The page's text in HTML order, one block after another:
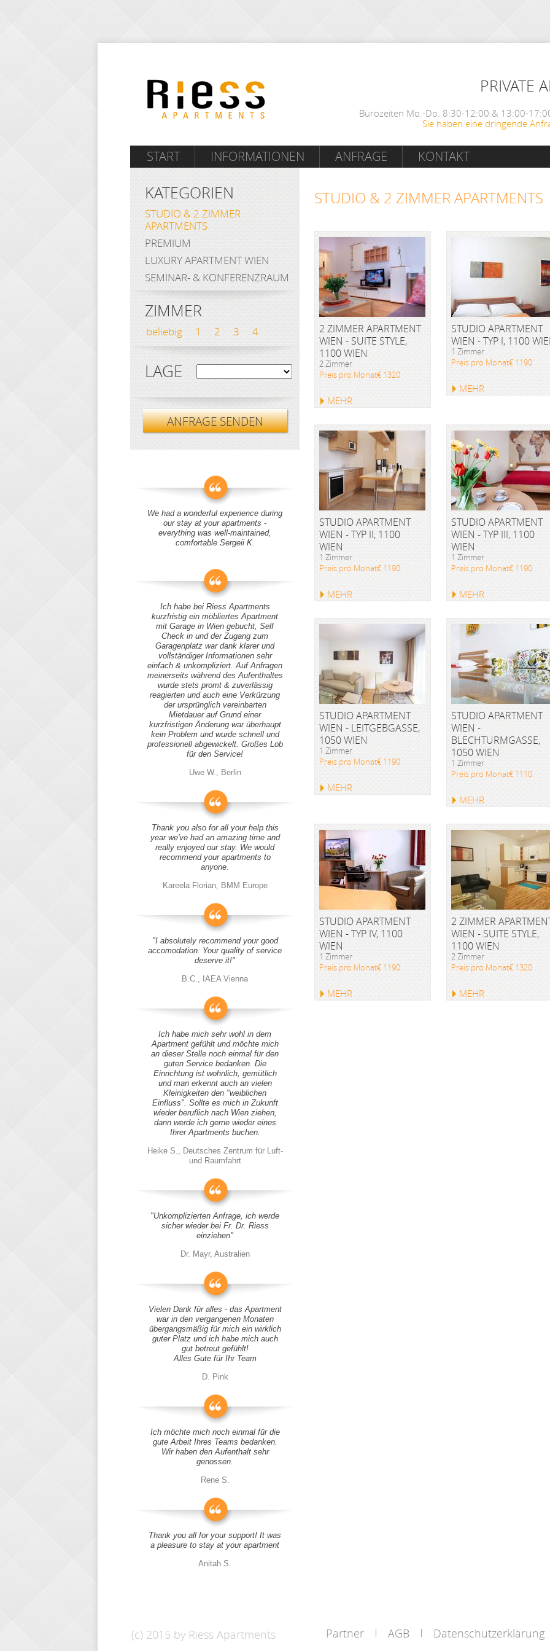
PRIVATE
Bürozeiten Mo.-Do. 8:30-12:00 & 13:00-
Sie haben eine dringende
START INFORMATIONEN ANFRAGE KONTAKT
STUDIO & 2 ZIMMER APARTMENTS
2 ZIMMER APARTMENT
WIEN - SUITE STYLE,
1100 WIEN
2 Zimmer
Preis pro Monat€ 1320
MEHR
STUDIO APARTMENT
WIEN - TYP I, 1100
1 Zimmer
Preis pro Monat€ 1190
MEHR
STUDIO APARTMENT
WIEN - TYP II, 1100
WIEN
1 Zimmer
Preis pro Monat€ 1190
MEHR
STUDIO APARTMENT
WIEN - TYP III, 1100
WIEN
1 Zimmer
Preis pro Monat€ 1190
MEHR
STUDIO APARTMENT
WIEN - LEITGEBGASSE,
1050 WIEN
1 Zimmer
Preis pro Monat€ 1190
MEHR
STUDIO APARTMENT
WIEN -
BLECHTURMGASSE,
1050 WIEN
1 Zimmer
Preis pro Monat€ 1110
MEHR
STUDIO APARTMENT
WIEN - TYP IV, 1100
WIEN
1 Zimmer
Preis pro Monat€ 1190
MEHR
2 ZIMMER
WIEN - SUITE STYLE,
1100 WIEN
2 Zimmer
Preis pro Monat€ 1320
MEHR
KATEGORIEN
STUDIO & 2 ZIMMER
APARTMENTS
PREMIUM
LUXURY APARTMENT WIEN
SEMINAR- & KONFERENZRAUM
ZIMMER
beliebig 1 2 3 4
LAGE
ANFRAGE SENDEN
We had a wonderful experience during
our stay at your apartments -
everything was well-maintained,
comfortable Sergeii K.
Ich habe bei Riess Apartments
kurzfristig ein möbliertes Apartment
mit Garage in Wien gebucht, Self
Check in und der Zugang zum
Garagenplatz war dank klarer und
vollständiger Informationen sehr
einfach & unkompliziert. Auf Anfragen
meinerseits während des Aufenthaltes
wurde stets promt & zuverlässig
reagierten und auch eine Verkürzung
der ursprünglich vereinbarten
Mietdauer auf Grund einer
kurzfristigen Änderung war überhaupt
kein Problem und wurde schnell und
professionell abgewickelt. Großes Lob
für den Service!
Uwe W., Berlin
Thank you also for all your help this
year we've had an amazing time and
really enjoyed our stay. We would
recommend your apartments to
anyone.
Kareela Florian, BMM Europe
"I absolutely recommend your good
accomodation. Your quality of service
deserve it!"
B.C., IAEA Vienna
Ich habe mich sehr wohl in dem
Apartment gefühlt und möchte mich
an dieser Stelle noch einmal für den
guten Service bedanken. Die
Einrichtung ist wohnlich, gemütlich
und man erkennt auch an vielen
Kleinigkeiten den "weiblichen
Einfluss". Sollte es mich in Zukunft
wieder beruflich nach Wien ziehen,
dann werde ich gerne wieder eines
Ihrer Apartments buchen.
Heike S., Deutsches Zentrum für Luft-
und Raumfahrt
"Unkomplizierten Anfrage, ich werde
sicher wieder bei Fr. Dr. Riess
einziehen"
Dr. Mayr, Australien
Vielen Dank für alles - das Apartment
war in den vergangenen Monaten
übergangsmäßig für mich ein wirklich
guter Platz und ich habe mich auch
gut betreut gefühlt!
Alles Gute für Ihr Team
D. Pink
Ich möchte mich noch einmal für die
gute Arbeit Ihres Teams bedanken.
Wir haben den Aufenthalt sehr
genossen.
Rene S.
Thank you all for your support! It was
a pleasure to stay at your apartment
Anitah S.
(c) 2015 by Riess Apartments Partner AGB Datenschutzerklärung